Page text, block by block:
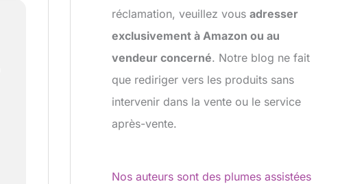
réclamation, veuillez vousadresser
exclusivement à Amazon ou au
vendeur concerné. Notre blog ne fait
que rediriger vers les produits sans
intervenir dans la vente ou le service
après-vente.
Nos auteurs sont des plumes assistées